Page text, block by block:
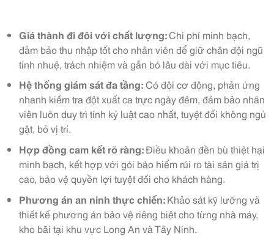
Giá thành đi đôi với chất lượng:Chi phí minh bạch,
đảm bảo thu nhập tốt cho nhân viên để giữ chân đội ngũ
tinh nhuệ, trách nhiệm và gắn bó lâu dài với mục tiêu.
Hệ thống giám sát đa tầng:Có đội cơ động, phản ứng
nhanh kiểm tra đột xuất ca trực ngày đêm, đảm bảo nhân
viên luôn duy trì tính kỷ luật cao nhất, tuyệt đối không ngủ
gật, bỏ vị trí.
Hợp đồng cam kết rõ ràng:Điều khoản đền bù thiệt hại
minh bạch, kết hợp với gói bảo hiểm rủi ro tài sản giá trị
cao, bảo vệ quyền lợi tuyệt đối cho khách hàng.
Phương án an ninh thực chiến:Khảo sát kỹ lưỡng và
thiết kế phương án bảo vệ riêng biệt cho từng nhà máy,
kho bãi tại khu vực Long An và Tây Ninh.